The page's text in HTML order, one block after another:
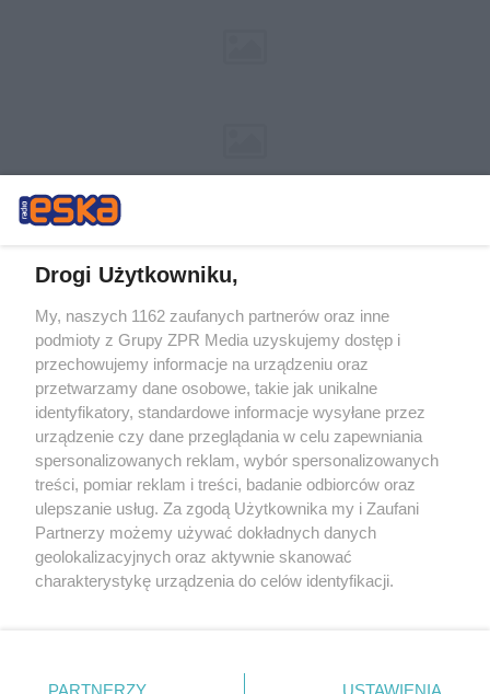
Żaden utwór zamieszczony w serwisie nie może być powielany i
rozpowszechniany lub dalej rozpowszechniany w jakikolwiek sposób (w
tym także elektroniczny lub mechaniczny) na jakimkolwiek polu
eksploatacji w jakiejkolwiek formie, włącznie z umieszczaniem w
Internecie bez pisemnej zgody właściciela praw. Jakiekolwiek użycie lub
wykorzystanie utworów w całości lub w części z naruszeniem prawa,
tzn. bez właściwej zgody, jest zabronione pod groźbą kary i może być
ścigane prawnie.
Drogi Użytkowniku,
My, naszych 1162 zaufanych partnerów oraz inne
podmioty z Grupy ZPR Media uzyskujemy dostęp i
przechowujemy informacje na urządzeniu oraz
przetwarzamy dane osobowe, takie jak unikalne
identyfikatory, standardowe informacje wysyłane przez
urządzenie czy dane przeglądania w celu zapewniania
spersonalizowanych reklam, wybór spersonalizowanych
treści, pomiar reklam i treści, badanie odbiorców oraz
ulepszanie usług. Za zgodą Użytkownika my i Zaufani
Partnerzy możemy używać dokładnych danych
geolokalizacyjnych oraz aktywnie skanować
charakterystykę urządzenia do celów identyfikacji.
zmienić/wycofać klikając przycisk ustawień prywatności
PARTNERZY USTAWIENIA